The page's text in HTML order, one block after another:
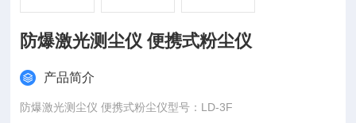
防爆激光测尘仪 便携式粉尘仪
产品简介
防爆激光测尘仪 便携式粉尘仪型号：LD-3F